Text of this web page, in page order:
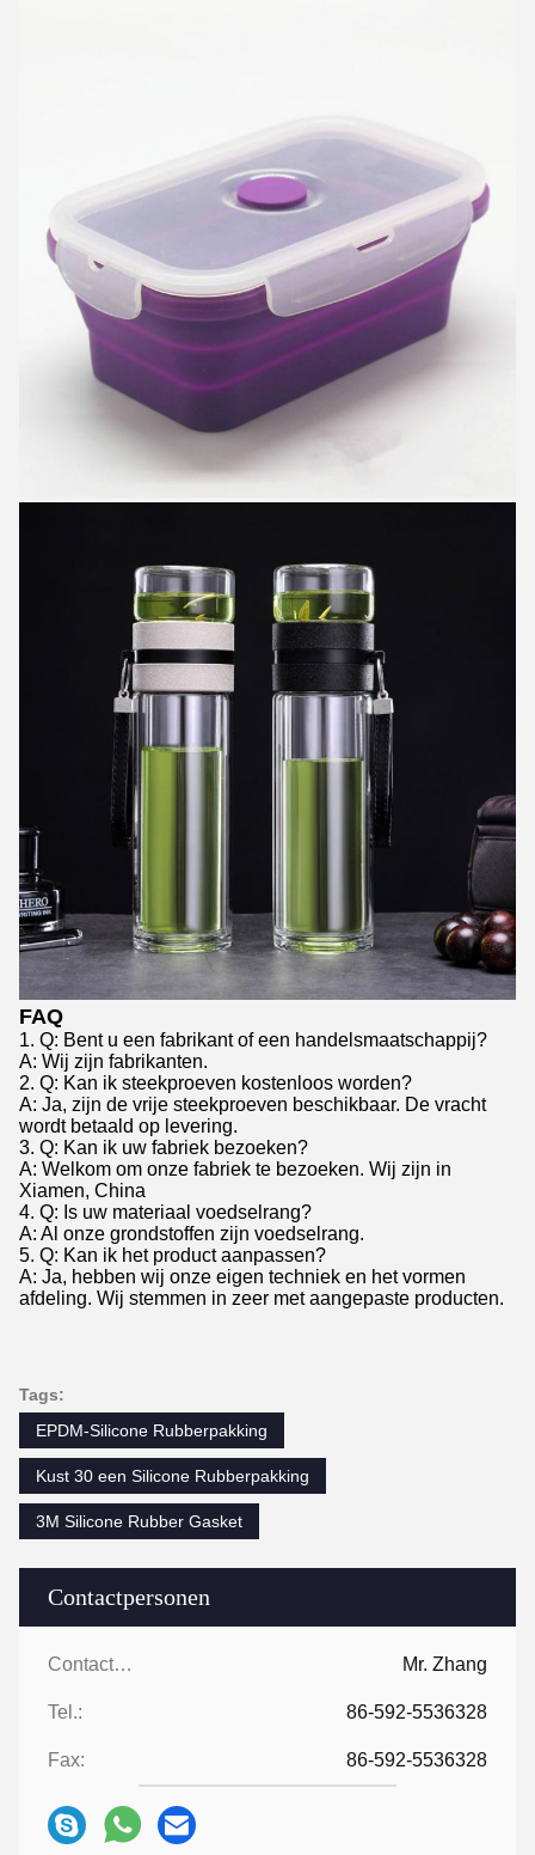
Contactpersonen
Contactpersonen: Mr. Zhang
Tel.: 86-592-5536328
Fax: 86-592-5536328
FAQ
1. Q: Bent u een fabrikant of een handelsmaatschappij?
A: Wij zijn fabrikanten.
2. Q: Kan ik steekproeven kostenloos worden?
A: Ja, zijn de vrije steekproeven beschikbaar. De vracht
wordt betaald op levering.
3. Q: Kan ik uw fabriek bezoeken?
A: Welkom om onze fabriek te bezoeken. Wij zijn in
Xiamen, China
4. Q: Is uw materiaal voedselrang?
A: Al onze grondstoffen zijn voedselrang.
5. Q: Kan ik het product aanpassen?
A: Ja, hebben wij onze eigen techniek en het vormen
afdeling. Wij stemmen in zeer met aangepaste producten.
Tags:
EPDM-Silicone Rubberpakking
Kust 30 een Silicone Rubberpakking
3M Silicone Rubber Gasket